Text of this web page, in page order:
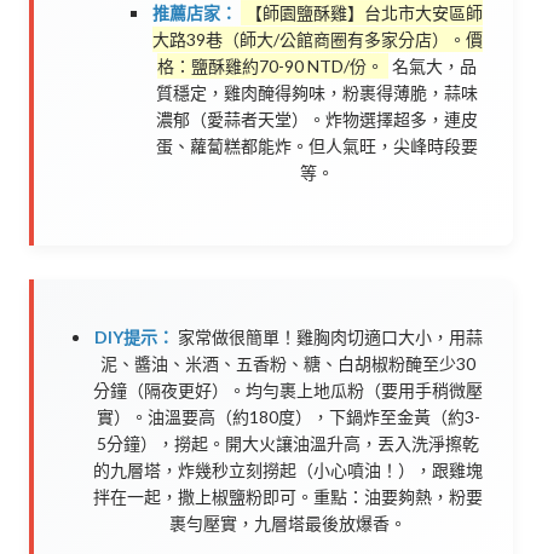
推薦店家：
【師園鹽酥雞】台北市大安區師
大路39巷（師大/公館商圈有多家分店）。價
格：鹽酥雞約70-90 NTD/份。
名氣大，品
質穩定，雞肉醃得夠味，粉裹得薄脆，蒜味
濃郁（愛蒜者天堂）。炸物選擇超多，連皮
蛋、蘿蔔糕都能炸。但人氣旺，尖峰時段要
等。
DIY提示： 家常做很簡單！雞胸肉切適口大小，用蒜
泥、醬油、米酒、五香粉、糖、白胡椒粉醃至少30
分鐘（隔夜更好）。均勻裹上地瓜粉（要用手稍微壓
實）。油溫要高（約180度），下鍋炸至金黃（約3-
5分鐘），撈起。開大火讓油溫升高，丟入洗淨擦乾
的九層塔，炸幾秒立刻撈起（小心噴油！），跟雞塊
拌在一起，撒上椒鹽粉即可。重點：油要夠熱，粉要
裹勻壓實，九層塔最後放爆香。